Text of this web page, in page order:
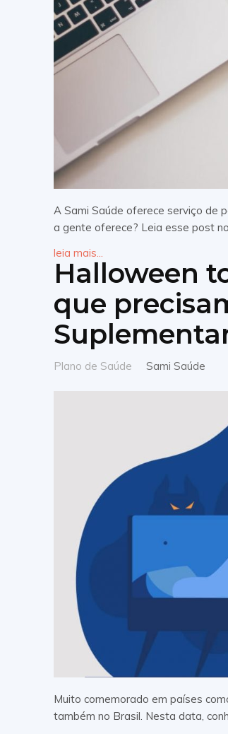
A Sami Saúde oferece serviço de
a gente oferece? Leia esse post
leia mais...
Halloween
que
Plano de Saúde Sami Saúde
Muito comemorado em países
também no Brasil. Nesta data,